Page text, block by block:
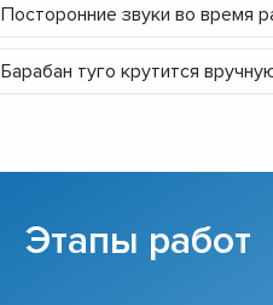
Посторонние звуки во время
Барабан туго крутится
Этапы работ